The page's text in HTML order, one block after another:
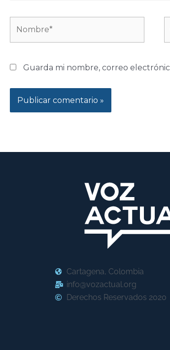
Guarda mi nombre, correo
Cartagena, Colombia
info@vozactual.org
Derechos Reservados 2020